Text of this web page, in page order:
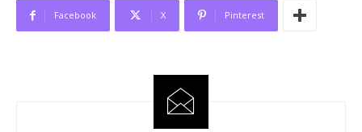
Facebook X Pinterest